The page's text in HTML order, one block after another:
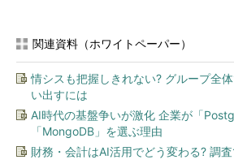
関連資料（ホワイトペーパー）
情シスも把握しきれない? グループ全
い出すには
AI時代の基盤争いが激化 企業が「
「MongoDB」を選ぶ理由
財務・会計はAI活用でどう変わる? 調